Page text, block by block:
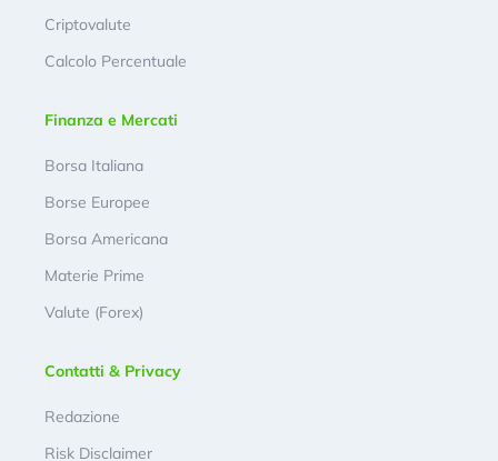
Criptovalute
Calcolo Percentuale
Finanza e Mercati
Borsa Italiana
Borse Europee
Borsa Americana
Materie Prime
Valute (Forex)
Contatti & Privacy
Redazione
Risk Disclaimer